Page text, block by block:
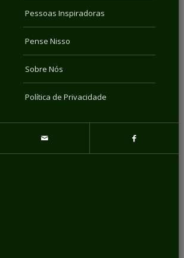
Pessoas Inspiradoras
Pense Nisso
Sobre Nós
Política de Privacidade